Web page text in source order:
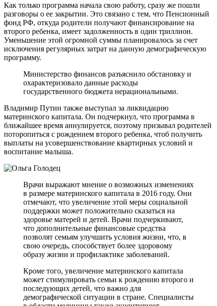
Как только программа начала свою работу, сразу же пошли
разговоры о ее закрытии. Это связано с тем, что Пенсионный
фонд РФ, откуда родители получают финансирование на
второго ребенка, имеет задолженность в один триллион.
Уменьшение этой огромной суммы планировалось за счет
исключения регулярных затрат на данную демографическую
программу.
Министерство финансов разъяснило обстановку и
охарактеризовало данные расходы
государственного бюджета нерациональными.
Владимир Путин также выступал за ликвидацию
материнского капитала. Он подчеркнул, что программа в
ближайшее время аннулируется, поэтому призывал родителей
поторопиться с рождением второго ребенка, чтоб получить
выплаты на усовершенствование квартирных условий и
воспитание малыша.
Врачи выражают мнение о возможных изменениях
в размере материнского капитала в 2016 году. Они
отмечают, что увеличение этой меры социальной
поддержки может положительно сказаться на
здоровье матерей и детей. Врачи подчеркивают,
что дополнительные финансовые средства
позволят семьям улучшить условия жизни, что, в
свою очередь, способствует более здоровому
образу жизни и профилактике заболеваний.
Кроме того, увеличение материнского капитала
может стимулировать семьи к рождению второго и
последующих детей, что важно для
демографической ситуации в стране. Специалисты